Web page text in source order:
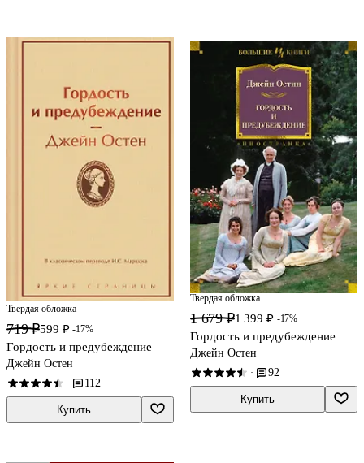
Твердая обложка
719 ₽599 ₽ -17%
Гордость и предубеждение
Джейн Остен
· 112
Купить
Твердая обложка
1 679 ₽1 399 ₽ -17%
Гордость и предубеждение
Джейн Остен
· 92
Купить